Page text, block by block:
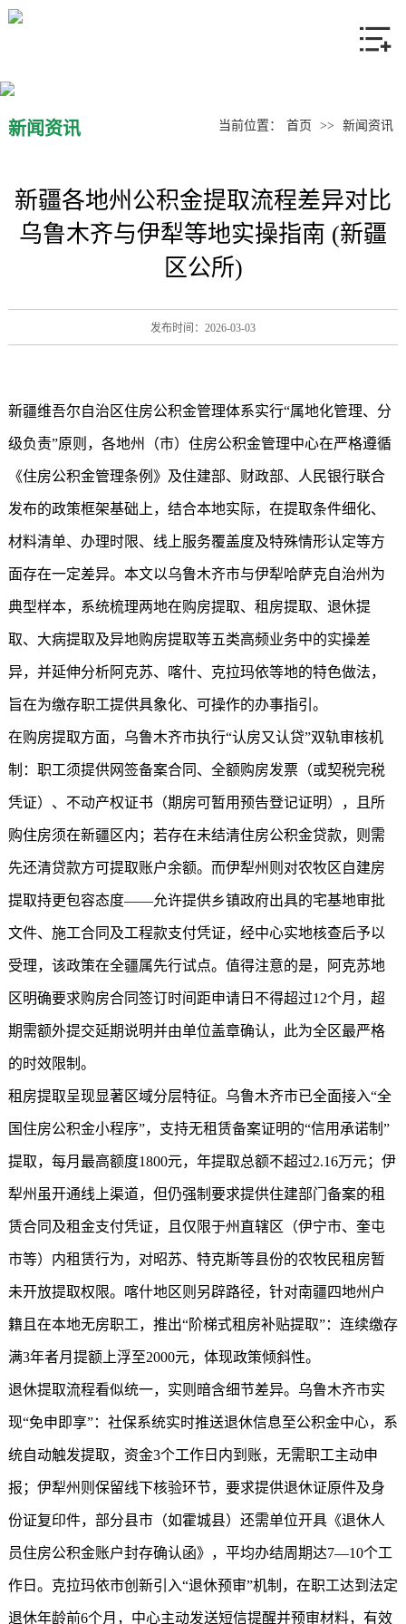
产品中心
联系我们
新闻资讯 当前位置： 首页 >> 新闻资讯
新疆各地州公积金提取流程差异对比
乌鲁木齐与伊犁等地实操指南 (新疆
区公所)
发布时间：2026-03-03
新疆维吾尔自治区住房公积金管理体系实行“属地化管理、分
级负责”原则，各地州（市）住房公积金管理中心在严格遵循
《住房公积金管理条例》及住建部、财政部、人民银行联合
发布的政策框架基础上，结合本地实际，在提取条件细化、
材料清单、办理时限、线上服务覆盖度及特殊情形认定等方
面存在一定差异。本文以乌鲁木齐市与伊犁哈萨克自治州为
典型样本，系统梳理两地在购房提取、租房提取、退休提
取、大病提取及异地购房提取等五类高频业务中的实操差
异，并延伸分析阿克苏、喀什、克拉玛依等地的特色做法，
旨在为缴存职工提供具象化、可操作的办事指引。
在购房提取方面，乌鲁木齐市执行“认房又认贷”双轨审核机
制：职工须提供网签备案合同、全额购房发票（或契税完税
凭证）、不动产权证书（期房可暂用预告登记证明），且所
购住房须在新疆区内；若存在未结清住房公积金贷款，则需
先还清贷款方可提取账户余额。而伊犁州则对农牧区自建房
提取持更包容态度——允许提供乡镇政府出具的宅基地审批
文件、施工合同及工程款支付凭证，经中心实地核查后予以
受理，该政策在全疆属先行试点。值得注意的是，阿克苏地
区明确要求购房合同签订时间距申请日不得超过12个月，超
期需额外提交延期说明并由单位盖章确认，此为全区最严格
的时效限制。
租房提取呈现显著区域分层特征。乌鲁木齐市已全面接入“全
国住房公积金小程序”，支持无租赁备案证明的“信用承诺制”
提取，每月最高额度1800元，年提取总额不超过2.16万元；伊
犁州虽开通线上渠道，但仍强制要求提供住建部门备案的租
赁合同及租金支付凭证，且仅限于州直辖区（伊宁市、奎屯
市等）内租赁行为，对昭苏、特克斯等县份的农牧民租房暂
未开放提取权限。喀什地区则另辟路径，针对南疆四地州户
籍且在本地无房职工，推出“阶梯式租房补贴提取”：连续缴存
满3年者月提额上浮至2000元，体现政策倾斜性。
退休提取流程看似统一，实则暗含细节差异。乌鲁木齐市实
现“免申即享”：社保系统实时推送退休信息至公积金中心，系
统自动触发提取，资金3个工作日内到账，无需职工主动申
报；伊犁州则保留线下核验环节，要求提供退休证原件及身
份证复印件，部分县市（如霍城县）还需单位开具《退休人
员住房公积金账户封存确认函》，平均办结周期达7—10个工
作日。克拉玛依市创新引入“退休预审”机制，在职工达到法定
退休年龄前6个月，中心主动发送短信提醒并预审材料，有效